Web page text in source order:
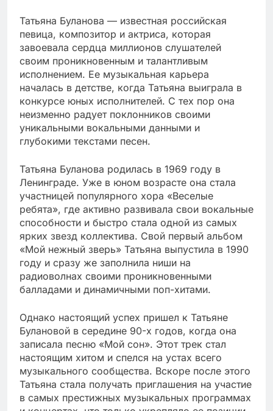
Татьяна Буланова — известная российская
певица, композитор и актриса, которая
завоевала сердца миллионов слушателей
своим проникновенным и талантливым
исполнением. Ее музыкальная карьера
началась в детстве, когда Татьяна выиграла в
конкурсе юных исполнителей. С тех пор она
неизменно радует поклонников своими
уникальными вокальными данными и
глубокими текстами песен.
Татьяна Буланова родилась в 1969 году в
Ленинграде. Уже в юном возрасте она стала
участницей популярного хора «Веселые
ребята», где активно развивала свои вокальные
способности и быстро стала одной из самых
ярких звезд коллектива. Свой первый альбом
«Мой нежный зверь» Татьяна выпустила в 1990
году и сразу же заполнила ниши на
радиоволнах своими проникновенными
балладами и динамичными поп-хитами.
Однако настоящий успех пришел к Татьяне
Булановой в середине 90-х годов, когда она
записала песню «Мой сон». Этот трек стал
настоящим хитом и спелся на устах всего
музыкального сообщества. Вскоре после этого
Татьяна стала получать приглашения на участие
в самых престижных музыкальных программах